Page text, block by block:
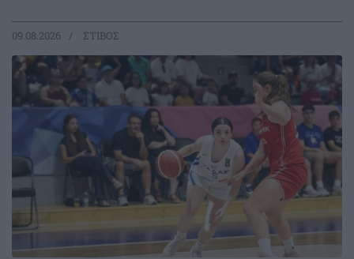
09.08.2026 ΣΤΙΒΟΣ